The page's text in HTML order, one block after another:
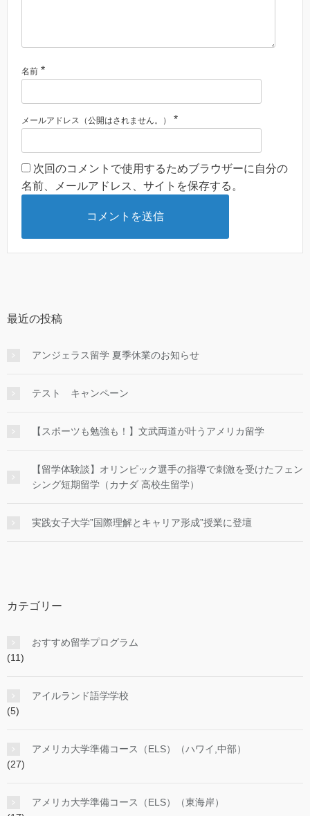
名前 *
メールアドレス（公開はされません。） *
次回のコメントで使用するためブラウザーに自分の
名前、メールアドレス、サイトを保存する。
最近の投稿
アンジェラス留学 夏季休業のお知らせ
テスト キャンペーン
【スポーツも勉強も！】文武両道が叶うアメリカ留学
【留学体験談】オリンピック選手の指導で刺激を受けたフェン
シング短期留学（カナダ 高校生留学）
実践女子大学”国際理解とキャリア形成”授業に登壇
カテゴリー
おすすめ留学プログラム
(11)
アイルランド語学学校
(5)
アメリカ大学準備コース（ELS）（ハワイ,中部）
(27)
アメリカ大学準備コース（ELS）（東海岸）